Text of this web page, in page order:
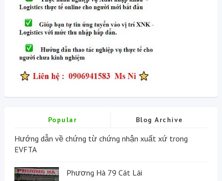
Popular Blog Archive
Hướng dẫn về chứng từ chứng nhận xuất xứ trong
EVFTA
Phương Hà 79 Cát Lái